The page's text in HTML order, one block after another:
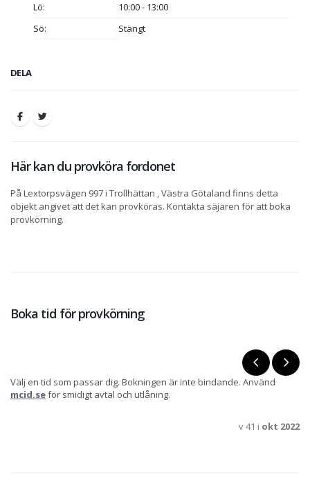
Lö:
10:00 - 13:00
Sö:
Stängt
DELA
Här kan du provköra fordonet
På Lextorpsvägen 997 i Trollhättan , Västra Götaland finns detta
objekt angivet att det kan provköras. Kontakta säjaren för att boka
provkörning.
Boka tid för provkörning
Välj en tid som passar dig. Bokningen är inte bindande. Använd
mcid.seför smidigt avtal och utlåning.
v 41 i okt 2022